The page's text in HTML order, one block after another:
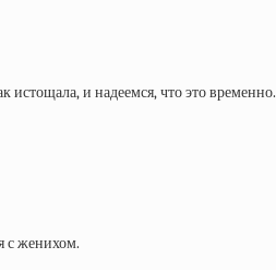
истощала, и надеемся, что это временно.
с женихом.